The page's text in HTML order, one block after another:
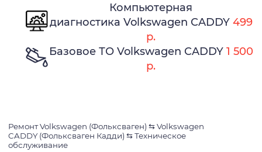
Компьютерная
диагностика Volkswagen CADDY 499
р.
Базовое ТО Volkswagen CADDY 1 500
р.
Ремонт Volkswagen (Фольксваген) ⇆ Volkswagen
CADDY (Фольксваген Кадди) ⇆ Техническое
обслуживание